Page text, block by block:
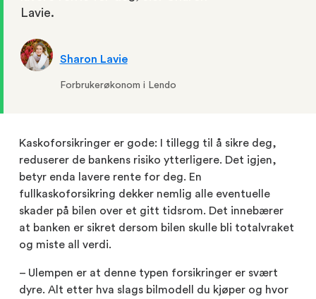
Lavie.
Sharon Lavie
Forbrukerøkonom i Lendo
Kaskoforsikringer er gode: I tillegg til å sikre deg,
reduserer de bankens risiko ytterligere. Det igjen,
betyr enda lavere rente for deg. En
fullkaskoforsikring dekker nemlig alle eventuelle
skader på bilen over et gitt tidsrom. Det innebærer
at banken er sikret dersom bilen skulle bli totalvraket
og miste all verdi.
– Ulempen er at denne typen forsikringer er svært
dyre. Alt etter hva slags bilmodell du kjøper og hvor